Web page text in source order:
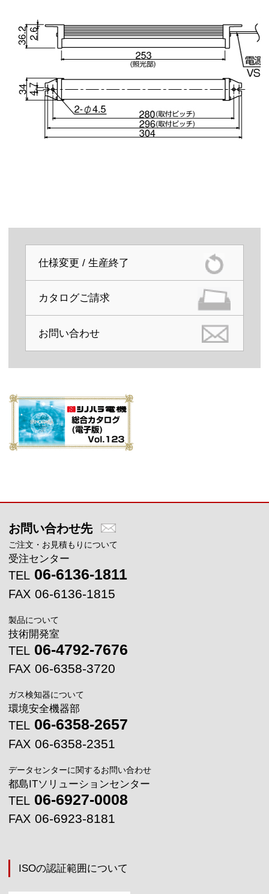
仕様変更 / 生産終了
カタログご請求
お問い合わせ
お問い合わせ先
ご注文・お見積もりについて
受注センター
TEL 06-6136-1811
FAX 06-6136-1815
製品について
技術開発室
TEL 06-4792-7676
FAX 06-6358-3720
ガス検知器について
環境安全機器部
TEL 06-6358-2657
FAX 06-6358-2351
データセンターに関するお問い合わせ
都島ITソリューションセンター
TEL 06-6927-0008
FAX 06-6923-8181
ISOの認証範囲について